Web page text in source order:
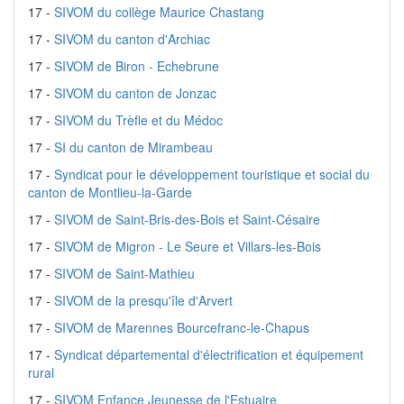
17 - SIVOM du collège Maurice Chastang
17 - SIVOM du canton d'Archiac
17 - SIVOM de Biron - Echebrune
17 - SIVOM du canton de Jonzac
17 - SIVOM du Trèfle et du Médoc
17 - SI du canton de Mirambeau
17 - Syndicat pour le développement touristique et social du
canton de Montlieu-la-Garde
17 - SIVOM de Saint-Bris-des-Bois et Saint-Césaire
17 - SIVOM de Migron - Le Seure et Villars-les-Bois
17 - SIVOM de Saint-Mathieu
17 - SIVOM de la presqu'île d'Arvert
17 - SIVOM de Marennes Bourcefranc-le-Chapus
17 - Syndicat départemental d'électrification et équipement
rural
17 - SIVOM Enfance Jeunesse de l'Estuaire